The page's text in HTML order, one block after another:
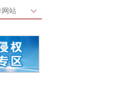
网站